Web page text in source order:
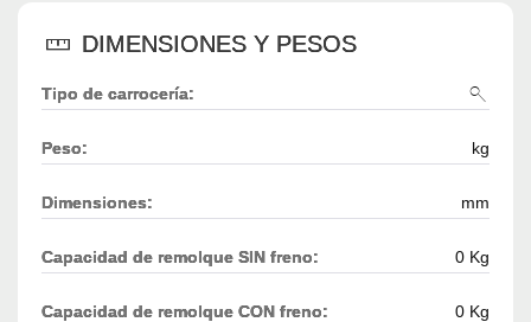
DIMENSIONES Y PESOS
Tipo de carrocería:
Peso: kg
Dimensiones: mm
Capacidad de remolque SIN freno: 0 Kg
Capacidad de remolque CON freno: 0 Kg